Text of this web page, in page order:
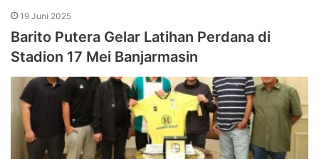
19 Juni 2025
Barito Putera Gelar Latihan Perdana di
Stadion 17 Mei Banjarmasin